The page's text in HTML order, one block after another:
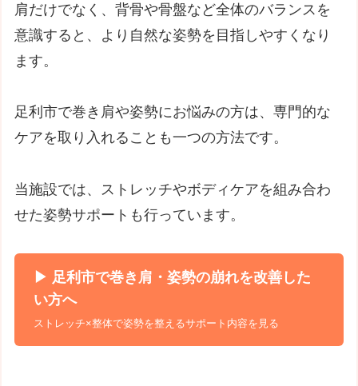
肩だけでなく、背骨や骨盤など全体のバランスを
意識すると、より自然な姿勢を目指しやすくなり
ます。
足利市で巻き肩や姿勢にお悩みの方は、専門的な
ケアを取り入れることも一つの方法です。
当施設では、ストレッチやボディケアを組み合わ
せた姿勢サポートも行っています。
▶ 足利市で巻き肩・姿勢の崩れを改善した
い方へ
ストレッチ×整体で姿勢を整えるサポート内容を見る